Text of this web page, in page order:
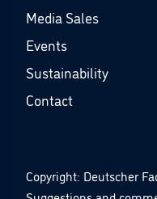
Media Sales
Events
Sustainability
Contact
Copyright: Deutscher